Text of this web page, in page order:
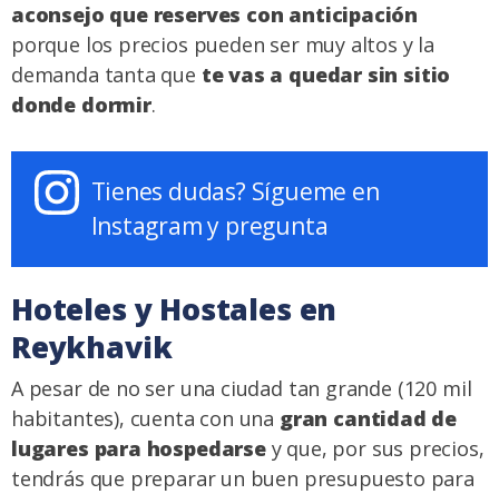
aconsejo que reserves con anticipación
porque los precios pueden ser muy altos y la
demanda tanta que te vas a quedar sin sitio
donde dormir.
Tienes dudas? Sígueme en
Instagram y pregunta
Hoteles y Hostales en
Reykhavik
A pesar de no ser una ciudad tan grande (120 mil
habitantes), cuenta con una gran cantidad de
lugares para hospedarsey que, por sus precios,
tendrás que preparar un buen presupuesto para